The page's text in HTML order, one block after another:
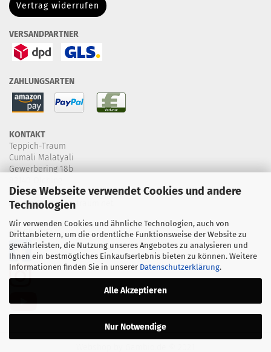
Diese Webseite verwendet Cookies und andere
Technologien
Wir verwenden Cookies und ähnliche Technologien, auch von
Drittanbietern, um die ordentliche Funktionsweise der Website zu
gewährleisten, die Nutzung unseres Angebotes zu analysieren und
Ihnen ein bestmögliches Einkaufserlebnis bieten zu können. Weitere
Informationen finden Sie in unserer Datenschutzerklärung.
Alle Akzeptieren
Nur Notwendige
Vertrag widerrufen
VERSANDPARTNER
ZAHLUNGSARTEN
KONTAKT
Teppich-Traum
Cumali Malatyali
Gewerbering 18b
+49 8142 4607395
info@teppich-traum.net
FOLGE UNS: